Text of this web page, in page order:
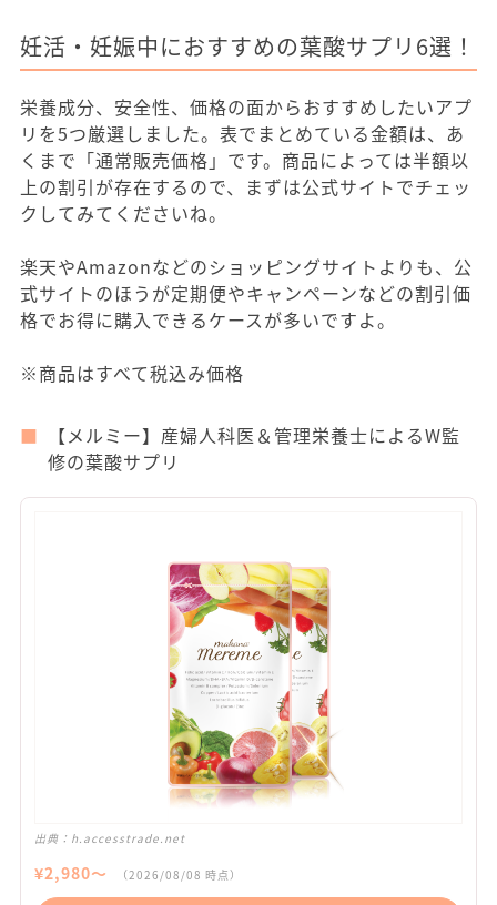
妊活・妊娠中におすすめの葉酸サプリ6選！
栄養成分、安全性、価格の面からおすすめしたいアプ
リを5つ厳選しました。表でまとめている金額は、あ
くまで「通常販売価格」です。商品によっては半額以
上の割引が存在するので、まずは公式サイトでチェッ
クしてみてくださいね。
楽天やAmazonなどのショッピングサイトよりも、公
式サイトのほうが定期便やキャンペーンなどの割引価
格でお得に購入できるケースが多いですよ。
※商品はすべて税込み価格
【メルミー】産婦人科医＆管理栄養士によるW監
修の葉酸サプリ
出典： h.accesstrade.net
¥2,980〜 （2026/08/08 時点）